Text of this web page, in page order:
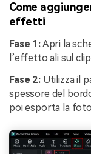
Come
effetti
Fase 1:Apri la
l’effetto ali sul
Fase 2:Utilizza il
spessore del
poi esporta la